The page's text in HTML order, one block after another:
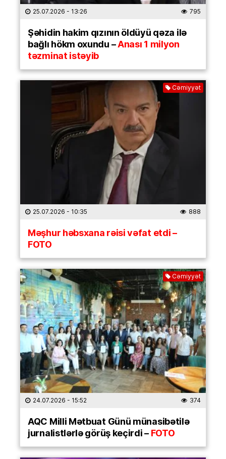
25.07.2026 - 13:26 795
Şəhidin hakim qızının öldüyü qəza ilə
bağlı hökm oxundu –Anası 1 milyon
təzminat istəyib
Cəmiyyət
25.07.2026 - 10:35 888
Məşhur həbsxana rəisi vəfat etdi –
FOTO
Cəmiyyət
24.07.2026 - 15:52 374
AQC Milli Mətbuat Günü münasibətilə
jurnalistlərlə görüş keçirdi –FOTO